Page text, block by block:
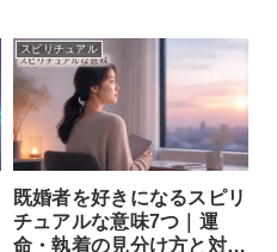
スピリチュアル
既婚者を好きになるスピリ
チュアルな意味7つ｜運
命・執着の見分け方と対処